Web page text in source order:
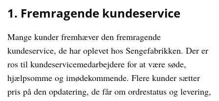
1. Fremragende kundeservice
Mange kunder fremhæver den fremragende
kundeservice, de har oplevet hos Sengefabrikken. Der er
ros til kundeservicemedarbejdere for at være søde,
hjælpsomme og imødekommende. Flere kunder sætter
pris på den opdatering, de får om ordrestatus og levering,